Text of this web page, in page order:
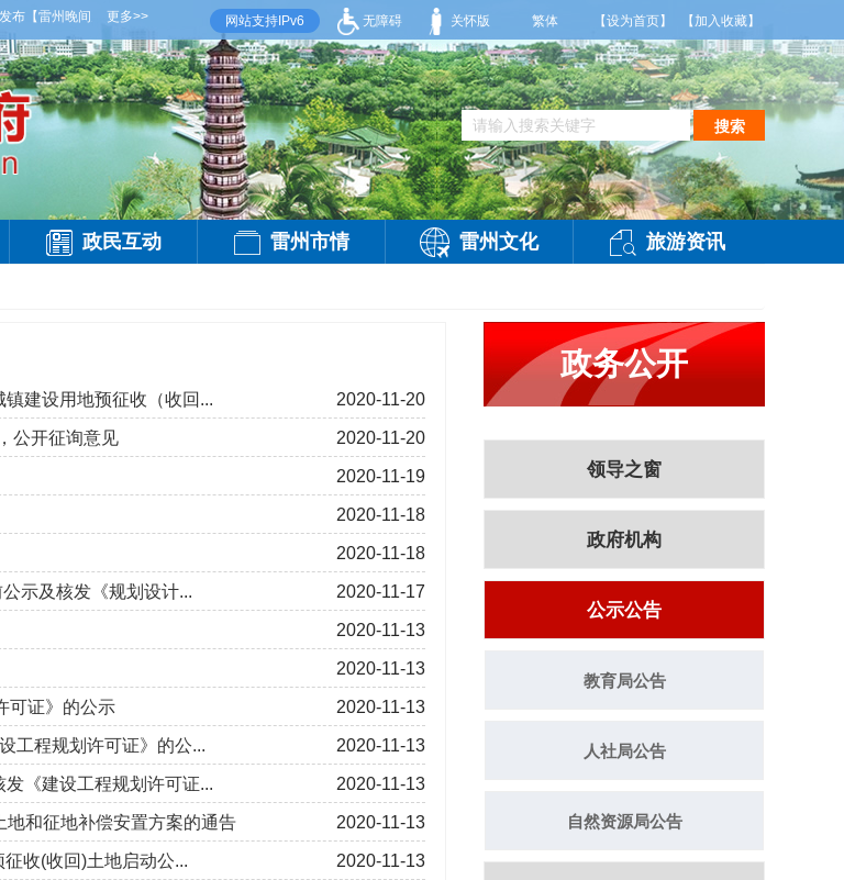
【雷州晚间天气】今晚到明天白天，多云，局部有雷阵雨，偏西风2-3级，气温26到35度，相对湿度70%到95%。雷州市气象台2026年08月07
更多>> 网站支持IPv6 无障碍 关怀版 繁体 【设为首页】 【加入收藏】
搜索
政民互动 雷州市情 雷州文化 旅游资讯
2020-11-20
建设用地预征收（收回...
2020-11-20
公开征询意见
2020-11-19
2020-11-18
2020-11-18
2020-11-17
示及核发《规划设计...
2020-11-13
2020-11-13
2020-11-13
可证》的公示
2020-11-13
工程规划许可证》的公...
2020-11-13
《建设工程规划许可证...
2020-11-13
和征地补偿安置方案的通告
2020-11-13
收(收回)土地启动公...
政务公开
领导之窗
政府机构
公示公告
教育局公告
人社局公告
自然资源局公告